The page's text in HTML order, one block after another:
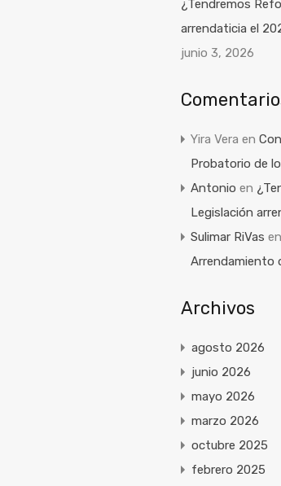
¿Tendremos
arrendaticia el
junio 3, 2026
Yira Vera en
Probatorio de
Antonio en
Legislación
Sulimar RiVas en
Arrendamiento
Archivos
agosto 2026
junio 2026
mayo 2026
marzo 2026
octubre 2025
febrero 2025